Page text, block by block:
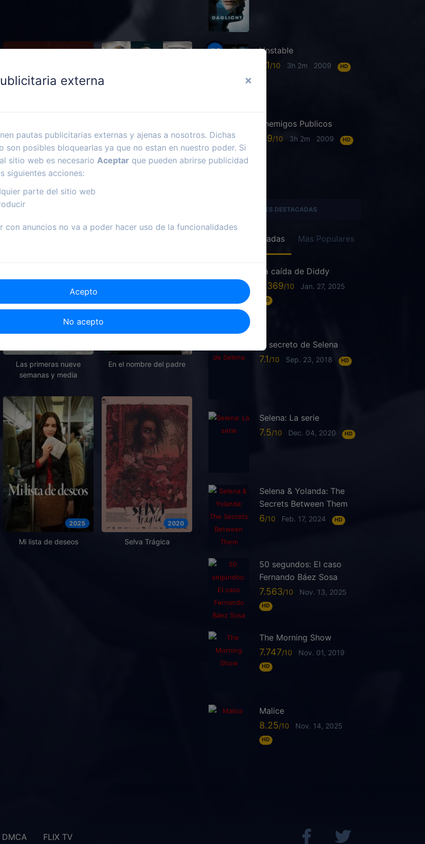
Días sin huella
Las primeras nueve
semanas y media
En el nombre del padre
2025
Mi lista de deseos
2020
Selva Trágica
Unstable
6.1 3h 2m 2009 HD
Enemigos Publicos
6.9 3h 2m 2009 HD
SERIES DESTACADAS
Recién Agregadas Mas Populares
La caída de Diddy
6.369 Jan. 27, 2025
HD
El secreto de Selena
7.1 Sep. 23, 2018 HD
Selena: La serie
7.5 Dec. 04, 2020 HD
Selena & Yolanda: The
Secrets Between Them
6 Feb. 17, 2024 HD
50 segundos: El caso
Fernando Báez Sosa
7.563 Nov. 13, 2025
HD
The Morning Show
7.747 Nov. 01, 2019
HD
Malice
8.25 Nov. 14, 2025
HD
externa
pautas publicitarias externas y ajenas a nosotros. Dichas
son posibles bloquearlas ya que no estan en nuestro poder. Si
sitio web es necesario Aceptar que pueden abrirse publicidad
siguientes acciones:
parte del sitio web
con anuncios no va a poder hacer uso de la funcionalidades
Acepto
No acepto
DMCA FLIX TV